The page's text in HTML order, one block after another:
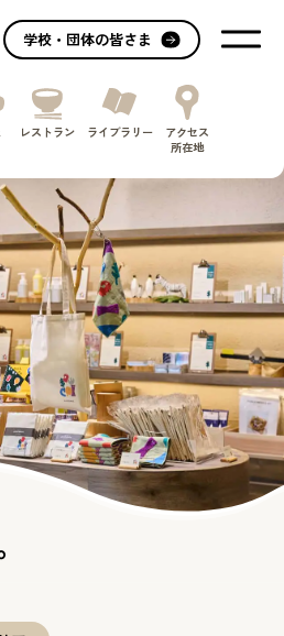
学校・団体の皆さま
レストラン ライブラリー
アクセス
所在地